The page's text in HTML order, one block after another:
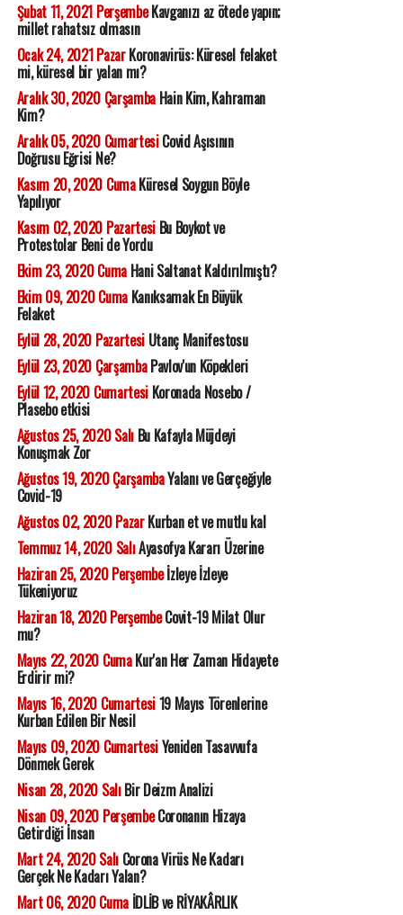
Şubat 11, 2021 PerşembeKavganızı az ötede yapın;
millet rahatsız olmasın
Ocak 24, 2021 PazarKoronavirüs: Küresel felaket
mi, küresel bir yalan mı?
Aralık 30, 2020 ÇarşambaHain Kim, Kahraman
Kim?
Aralık 05, 2020 CumartesiCovid Aşısının
Doğrusu Eğrisi Ne?
Kasım 20, 2020 CumaKüresel Soygun Böyle
Yapılıyor
Kasım 02, 2020 PazartesiBu Boykot ve
Protestolar Beni de Yordu
Ekim 23, 2020 CumaHani Saltanat Kaldırılmıştı?
Ekim 09, 2020 CumaKanıksamak En Büyük
Felaket
Eylül 28, 2020 PazartesiUtanç Manifestosu
Eylül 23, 2020 ÇarşambaPavlov'un Köpekleri
Eylül 12, 2020 CumartesiKoronada Nosebo /
Plasebo etkisi
Ağustos 25, 2020 SalıBu Kafayla Müjdeyi
Konuşmak Zor
Ağustos 19, 2020 ÇarşambaYalanı ve Gerçeğiyle
Covid-19
Ağustos 02, 2020 PazarKurban et ve mutlu kal
Temmuz 14, 2020 SalıAyasofya Kararı Üzerine
Haziran 25, 2020 Perşembeİzleye İzleye
Tükeniyoruz
Haziran 18, 2020 PerşembeCovit-19 Milat Olur
mu?
Mayıs 22, 2020 CumaKur'an Her Zaman Hidayete
Erdirir mi?
Mayıs 16, 2020 Cumartesi19 Mayıs Törenlerine
Kurban Edilen Bir Nesil
Mayıs 09, 2020 CumartesiYeniden Tasavvufa
Dönmek Gerek
Nisan 28, 2020 SalıBir Deizm Analizi
Nisan 09, 2020 PerşembeCoronanın Hizaya
Getirdiği İnsan
Mart 24, 2020 SalıCorona Virüs Ne Kadarı
Gerçek Ne Kadarı Yalan?
Mart 06, 2020 CumaİDLİB ve RİYAKÂRLIK